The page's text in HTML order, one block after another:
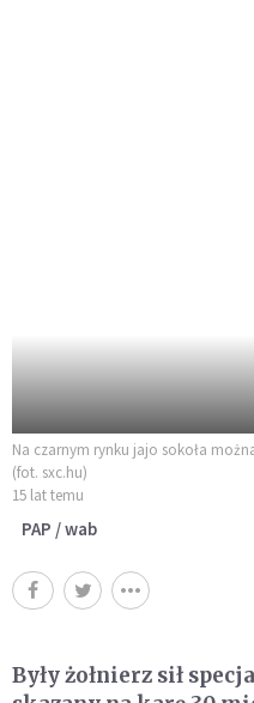
Na czarnym rynku jajo sokoła
(fot. sxc.hu)
15 lat temu
PAP / wab
Były żołnierz sił